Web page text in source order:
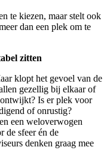
te kiezen, maar stelt ook
dan een plek om te
zitten
klopt het gevoel van de
gezellig bij elkaar of
Is er plek voor
of onrustig?
een weloverwogen
de sfeer én de
denken graag mee